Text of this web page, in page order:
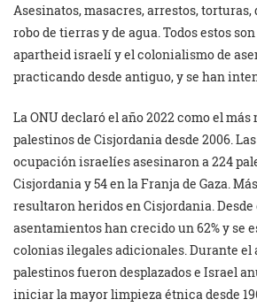
Asesinatos, masacres, arrestos, torturas,
robo de tierras y de agua. Todos estos
apartheid israelí y el colonialismo de
practicando desde antiguo, y se han
La ONU declaró el año 2022 como el
palestinos de Cisjordania desde 2006.
ocupación israelíes asesinaron a 224
Cisjordania y 54 en la Franja de Gaza.
resultaron heridos en Cisjordania. Desde
asentamientos han crecido un 62% y se
colonias ilegales adicionales. Durante el
palestinos fueron desplazados e Israel
iniciar la mayor limpieza étnica desde